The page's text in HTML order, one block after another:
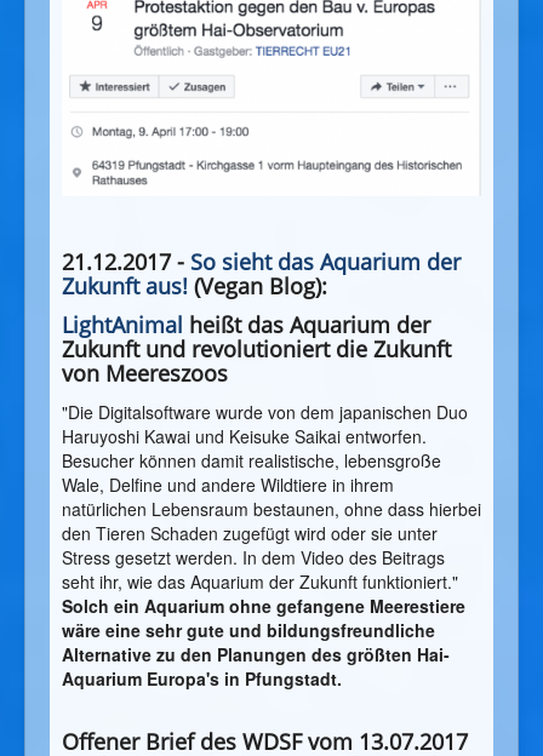
21.12.2017 - So sieht das Aquarium der
Zukunft aus! (Vegan Blog):
LightAnimal heißt das Aquarium der
Zukunft und revolutioniert die Zukunft
von Meereszoos
"Die Digitalsoftware wurde von dem japanischen Duo
Haruyoshi Kawai und Keisuke Saikai entworfen.
Besucher können damit realistische, lebensgroße
Wale, Delfine und andere Wildtiere in ihrem
natürlichen Lebensraum bestaunen, ohne dass hierbei
den Tieren Schaden zugefügt wird oder sie unter
Stress gesetzt werden. In dem Video des Beitrags
seht ihr, wie das Aquarium der Zukunft funktioniert."
Solch ein Aquarium ohne gefangene Meerestiere
wäre eine sehr gute und bildungsfreundliche
Alternative zu den Planungen des größten Hai-
Aquarium Europa's in Pfungstadt.
Offener Brief des WDSF vom 13.07.2017